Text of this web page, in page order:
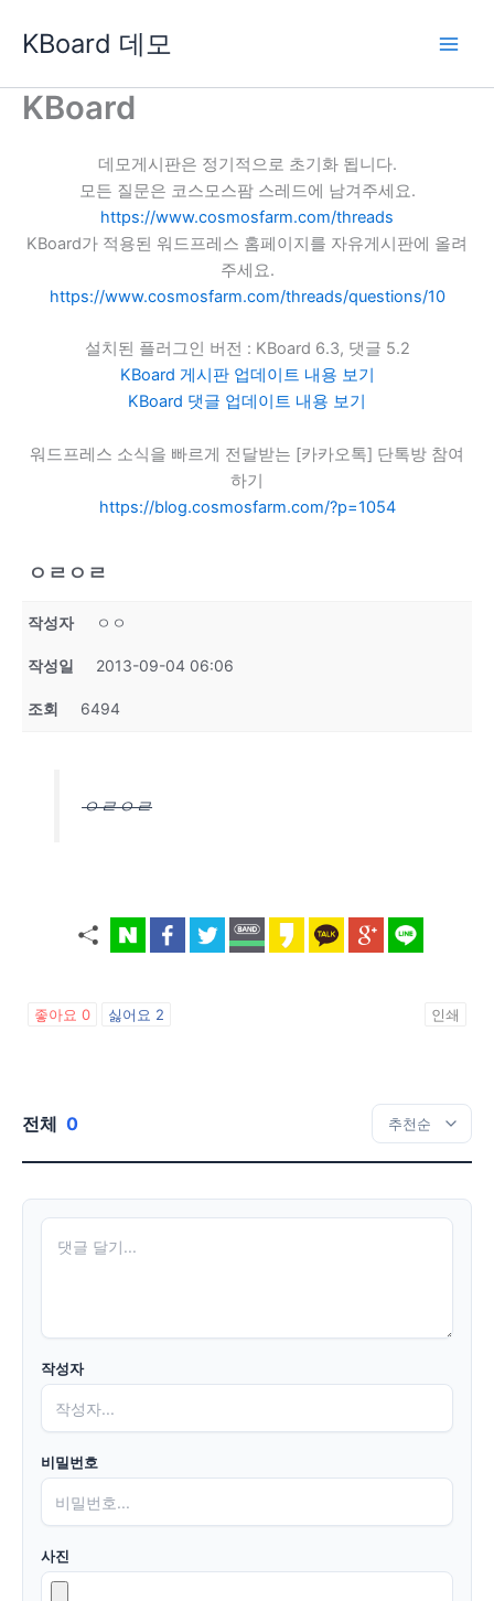
로
KBoard 데모
KBoard
데모게시판은 정기적으로 초기화 됩니다.
모든 질문은 코스모스팜 스레드에 남겨주세요.
https://www.cosmosfarm.com/threads
KBoard가 적용된 워드프레스 홈페이지를 자유게시판에 올려
주세요.
https://www.cosmosfarm.com/threads/questions/10
설치된 플러그인 버전 : KBoard 6.3, 댓글 5.2
KBoard 게시판 업데이트 내용 보기
KBoard 댓글 업데이트 내용 보기
워드프레스 소식을 빠르게 전달받는 [카카오톡] 단톡방 참여
하기
https://blog.cosmosfarm.com/?p=1054
ㅇㄹㅇㄹ
작성자 ㅇㅇ
작성일 2013-09-04 06:06
조회 6494
ㅇㄹㅇㄹ
좋아요 0 싫어요 2 인쇄
전체 0
작성자
비밀번호
사진